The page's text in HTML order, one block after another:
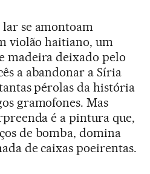
lar se amontoam
violão haitiano, um
madeira deixado pelo
a abandonar a Síria
pérolas da história
gramofones. Mas
é a pintura que,
de bomba, domina
de caixas poeirentas.